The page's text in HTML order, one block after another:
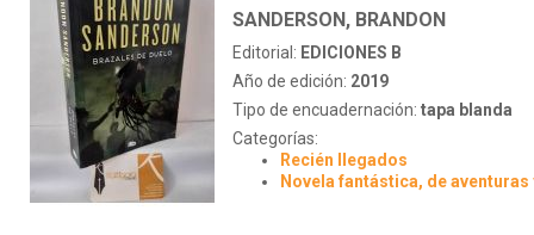
SANDERSON, BRANDON
Editorial: EDICIONES B
Año de edición: 2019
Tipo de encuadernación: tapa blanda
Categorías:
Recién llegados
Novela fantástica, de aventuras